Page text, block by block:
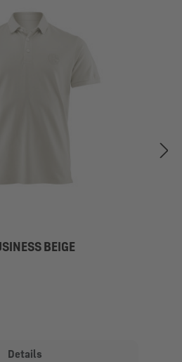
BEIGE
Details